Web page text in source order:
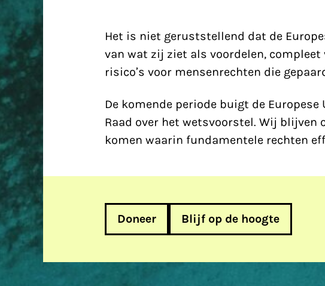
Het is niet geruststellend dat de
van wat zij ziet als voordelen,
risico’s voor mensenrechten die
De komende periode buigt de
Raad over het wetsvoorstel. Wij blijven
komen waarin fundamentele rechten
Doneer Blijf op de hoogte